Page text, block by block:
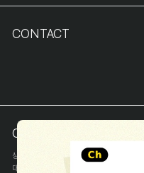
CONTACT
COMPANY INFO
상호
(주)해피프린스
대표